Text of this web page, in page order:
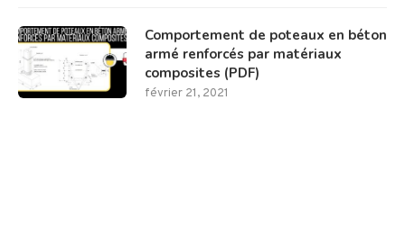
Comportement de poteaux en béton
armé renforcés par matériaux
composites (PDF)
février 21, 2021